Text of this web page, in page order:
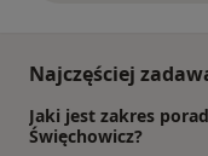
Najczęściej
Jaki jest zakres
Święchowicz?